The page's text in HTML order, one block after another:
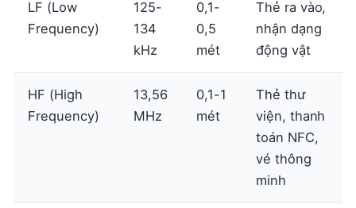
LF (Low
Frequency)
125-
134
kHz
0,1-
0,5
mét
Thẻ ra vào,
nhận dạng
động vật
HF (High
Frequency)
13,56
MHz
0,1-1
mét
Thẻ thư
viện, thanh
toán NFC,
vé thông
minh